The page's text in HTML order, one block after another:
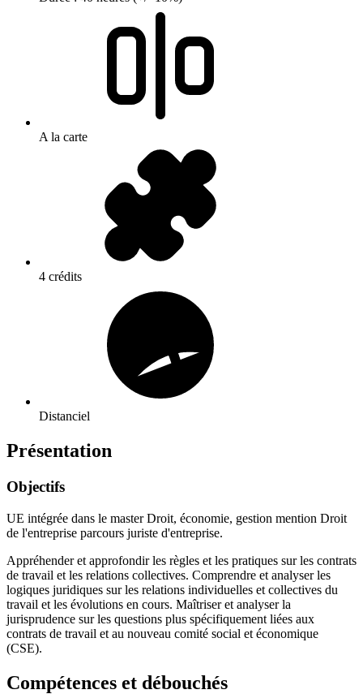
A la carte
4 crédits
Distanciel
Présentation
Objectifs
UE intégrée dans le master Droit, économie, gestion mention Droit
de l'entreprise parcours juriste d'entreprise.
Appréhender et approfondir les règles et les pratiques sur les contrats
de travail et les relations collectives. Comprendre et analyser les
logiques juridiques sur les relations individuelles et collectives du
travail et les évolutions en cours. Maîtriser et analyser la
jurisprudence sur les questions plus spécifiquement liées aux
contrats de travail et au nouveau comité social et économique
(CSE).
Compétences et débouchés